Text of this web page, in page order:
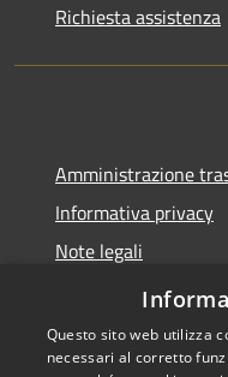
Richiesta assistenza
Amministrazione
Informativa privacy
Note legali
Dichiarazione di
Questo sito web utilizza
necessari al corretto